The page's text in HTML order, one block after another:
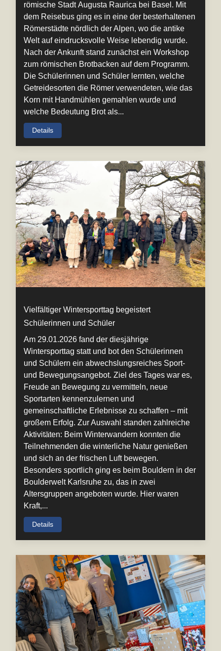
römische Stadt Augusta Raurica bei Basel. Mit
dem Reisebus ging es in eine der besterhaltenen
Römerstädte nördlich der Alpen, wo die antike
Welt auf eindrucksvolle Weise lebendig wurde.
Nach der Ankunft stand zunächst ein Workshop
zum römischen Brotbacken auf dem Programm.
Die Schülerinnen und Schüler lernten, welche
Getreidesorten die Römer verwendeten, wie das
Korn mit Handmühlen gemahlen wurde und
welche Bedeutung Brot als...
Details
Vielfältiger Wintersporttag begeistert
Schülerinnen und Schüler
Am 29.01.2026 fand der diesjährige
Wintersporttag statt und bot den Schülerinnen
und Schülern ein abwechslungsreiches Sport-
und Bewegungsangebot. Ziel des Tages war es,
Freude an Bewegung zu vermitteln, neue
Sportarten kennenzulernen und
gemeinschaftliche Erlebnisse zu schaffen – mit
großem Erfolg. Zur Auswahl standen zahlreiche
Aktivitäten: Beim Winterwandern konnten die
Teilnehmenden die winterliche Natur genießen
und sich an der frischen Luft bewegen.
Besonders sportlich ging es beim Bouldern in der
Boulderwelt Karlsruhe zu, das in zwei
Altersgruppen angeboten wurde. Hier waren
Kraft,...
Details